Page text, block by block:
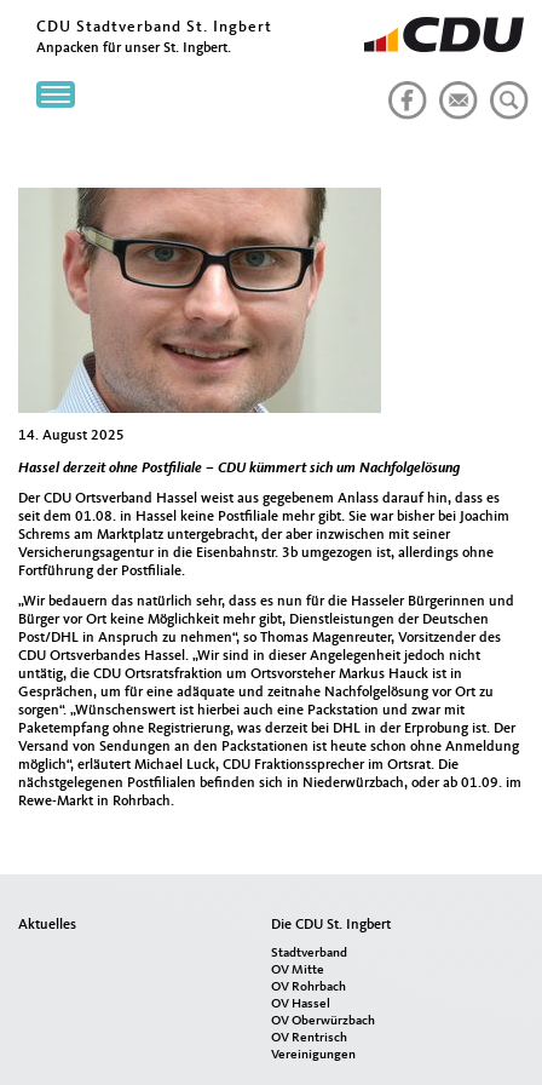
CDU Stadtverband St. Ingbert
Anpacken für unser St. Ingbert.
Toggle
navigation
14. August 2025
Hassel derzeit ohne Postfiliale – CDU kümmert sich um Nachfolgelösung
Der CDU Ortsverband Hassel weist aus gegebenem Anlass darauf hin, dass es
seit dem 01.08. in Hassel keine Postfiliale mehr gibt. Sie war bisher bei Joachim
Schrems am Marktplatz untergebracht, der aber inzwischen mit seiner
Versicherungsagentur in die Eisenbahnstr. 3b umgezogen ist, allerdings ohne
Fortführung der Postfiliale.
„Wir bedauern das natürlich sehr, dass es nun für die Hasseler Bürgerinnen und
Bürger vor Ort keine Möglichkeit mehr gibt, Dienstleistungen der Deutschen
Post/DHL in Anspruch zu nehmen“, so Thomas Magenreuter, Vorsitzender des
CDU Ortsverbandes Hassel. „Wir sind in dieser Angelegenheit jedoch nicht
untätig, die CDU Ortsratsfraktion um Ortsvorsteher Markus Hauck ist in
Gesprächen, um für eine adäquate und zeitnahe Nachfolgelösung vor Ort zu
sorgen“. „Wünschenswert ist hierbei auch eine Packstation und zwar mit
Paketempfang ohne Registrierung, was derzeit bei DHL in der Erprobung ist. Der
Versand von Sendungen an den Packstationen ist heute schon ohne Anmeldung
möglich“, erläutert Michael Luck, CDU Fraktionssprecher im Ortsrat. Die
nächstgelegenen Postfilialen befinden sich in Niederwürzbach, oder ab 01.09. im
Rewe-Markt in Rohrbach.
Seitenübersicht
Aktuelles Die CDU St. Ingbert
Stadtverband
OV Mitte
OV Rohrbach
OV Hassel
OV Oberwürzbach
OV Rentrisch
Vereinigungen